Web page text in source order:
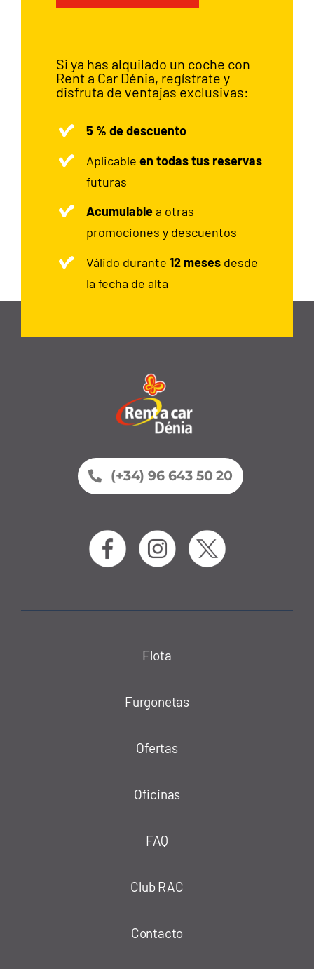
Si ya has alquilado un coche con
Rent a Car Dénia, regístrate y
disfruta de ventajas exclusivas:
5 % de descuento
Aplicableen todas tus reservas
futuras
Acumulablea otras
promociones y descuentos
Válido durante12 meses desde
la fecha de alta
(+34) 96 643 50 20
Flota
Furgonetas
Ofertas
Oficinas
FAQ
Club RAC
Contacto